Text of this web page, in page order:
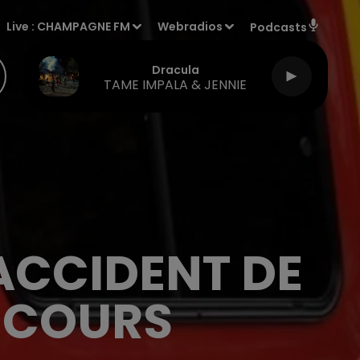
Live : CHAMPAGNE FM Webradios Podcasts
Dracula
TAME IMPALA & JENNIE
DE